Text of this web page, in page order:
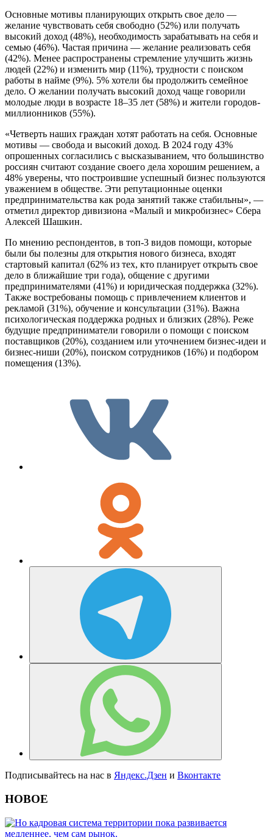
Основные мотивы планирующих открыть свое дело —
желание чувствовать себя свободно (52%) или получать
высокий доход (48%), необходимость зарабатывать на себя и
семью (46%). Частая причина — желание реализовать себя
(42%). Менее распространены стремление улучшить жизнь
людей (22%) и изменить мир (11%), трудности с поиском
работы в найме (9%). 5% хотели бы продолжить семейное
дело. О желании получать высокий доход чаще говорили
молодые люди в возрасте 18–35 лет (58%) и жители городов-
миллионников (55%).
«Четверть наших граждан хотят работать на себя. Основные
мотивы — свобода и высокий доход. В 2024 году 43%
опрошенных согласились с высказыванием, что большинство
россиян считают создание своего дела хорошим решением, а
48% уверены, что построившие успешный бизнес пользуются
уважением в обществе. Эти репутационные оценки
предпринимательства как рода занятий также стабильны», —
отметил директор дивизиона «Малый и микробизнес» Сбера
Алексей Шашкин.
По мнению респондентов, в топ-3 видов помощи, которые
были бы полезны для открытия нового бизнеса, входят
стартовый капитал (62% из тех, кто планирует открыть свое
дело в ближайшие три года), общение с другими
предпринимателями (41%) и юридическая поддержка (32%).
Также востребованы помощь с привлечением клиентов и
рекламой (31%), обучение и консультации (31%). Важна
психологическая поддержка родных и близких (28%). Реже
будущие предприниматели говорили о помощи с поиском
поставщиков (20%), созданием или уточнением бизнес-идеи и
бизнес-ниши (20%), поиском сотрудников (16%) и подбором
помещения (13%).
Подписывайтесь на нас в Яндекс.Дзен и Вконтакте
НОВОЕ